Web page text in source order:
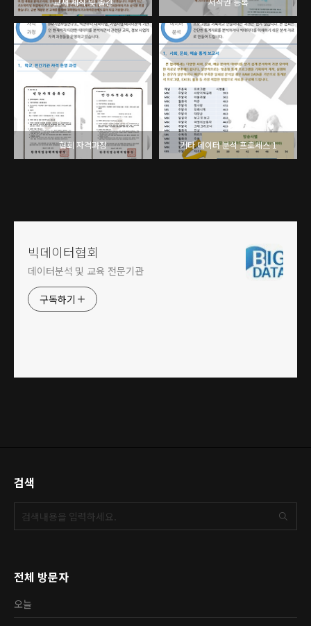
협회 자격과정 기타 데이터 분석 프로세스 1
빅데이터협회
데이터분석 및 교육 전문기관
구독하기
검색
전체 방문자
오늘